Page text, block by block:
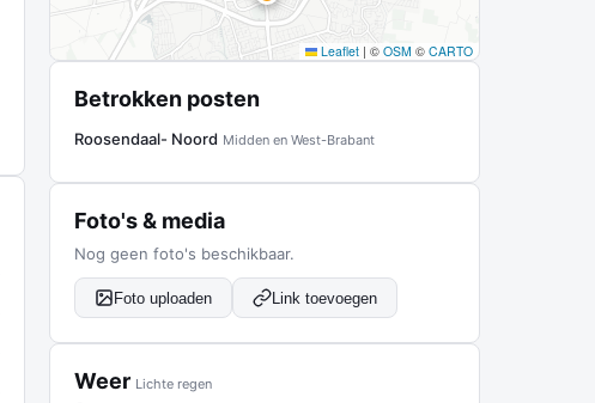
Leaflet | © OSM © CARTO
Betrokken posten
Roosendaal- Noord Midden en West-Brabant
Foto's & media
Nog geen foto's beschikbaar.
Foto uploaden Link toevoegen
Weer Lichte regen